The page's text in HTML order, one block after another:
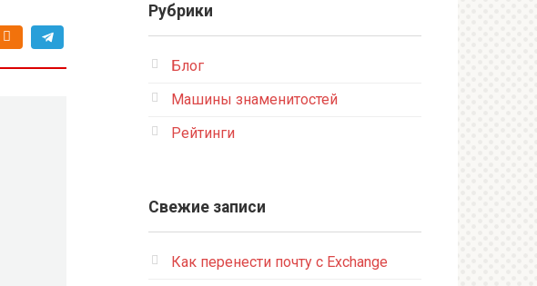
Рубрики
Блог
Машины знаменитостей
Рейтинги
Свежие записи
Как перенести почту с Exchange